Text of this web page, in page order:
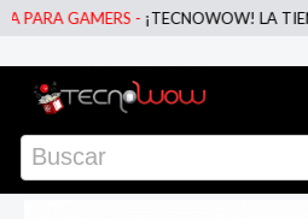
GAMERS -¡TECNOWOW! LA